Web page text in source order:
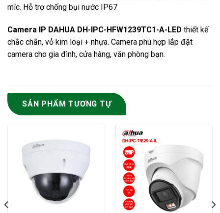
míc. Hỗ trợ chống bụi nước IP67
Camera IP DAHUA DH-IPC-HFW1239TC1-A-LED thiết kế
chắc chắn, vỏ kim loại + nhựa. Camera phù hợp lắp đặt
camera cho gia đình, cửa hàng, văn phòng bạn.
SẢN PHẨM TƯƠNG TỰ